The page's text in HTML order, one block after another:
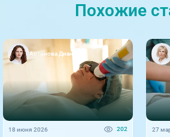
Похожие
Антонова Диана
18 июня 2026 202 27